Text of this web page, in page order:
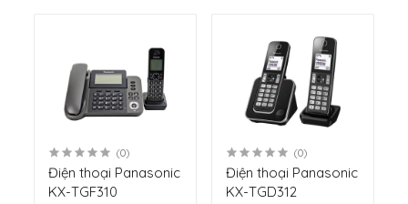
(0)
Điện thoại Panasonic
KX-TGF310
(0)
Điện thoại Panasonic
KX-TGD312